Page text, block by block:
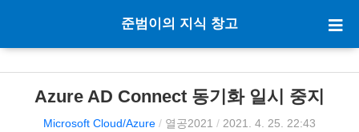
준범이의 지식 창고
Azure AD Connect 동기화 일시 중지
Microsoft Cloud/Azure / 열공2021 / 2021. 4. 25. 22:43